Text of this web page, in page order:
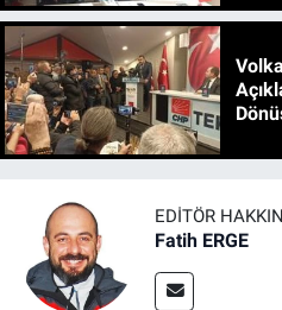
EDITÖR
Fatih ERGE